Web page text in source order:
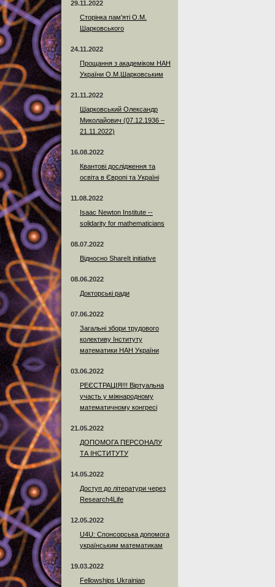
29.11.2022
Сторінка пам'яті О.М.
Шарковського
24.11.2022
Прощання з академіком НАН
України О.М.Шарковським
21.11.2022
Шарковський Олександр
Миколайович (07.12.1936 –
21.11.2022)
16.08.2022
Квантові дослідження та
освіта в Європі та Україні
11.08.2022
Isaac Newton Institute --
solidarity for mathematicians
08.07.2022
Відносно ShareIt initiative
08.06.2022
Докторські ради
07.06.2022
Загальні збори трудового
колективу Інституту
математики НАН України
03.06.2022
РЕЄСТРАЦІЯ!!! Віртуальна
участь у міжнародному
математичному конгресі
21.05.2022
ДОПОМОГА ПЕРСОНАЛУ
ТА ІНСТИТУТУ
14.05.2022
Доступ до літератури через
Research4Life
12.05.2022
U4U: Спонсорська допомога
українським математикам
19.03.2022
Fellowships Ukrainian